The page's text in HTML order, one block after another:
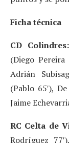
Ficha técnica
CD Colindres:
(Diego
Adrián
(Pablo 65′),
Jaime
RC Celta de
Rodríguez